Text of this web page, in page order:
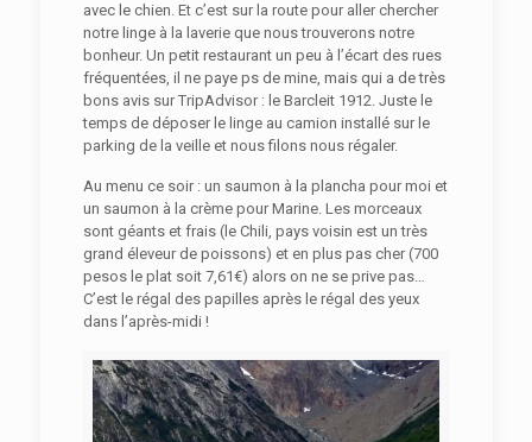
avec le chien. Et c’est sur la route pour aller chercher
notre linge à la laverie que nous trouverons notre
bonheur. Un petit restaurant un peu à l’écart des rues
fréquentées, il ne paye ps de mine, mais qui a de très
bons avis sur TripAdvisor : le Barcleit 1912. Juste le
temps de déposer le linge au camion installé sur le
parking de la veille et nous filons nous régaler.
Au menu ce soir : un saumon à la plancha pour moi et
un saumon à la crème pour Marine. Les morceaux
sont géants et frais (le Chili, pays voisin est un très
grand éleveur de poissons) et en plus pas cher (700
pesos le plat soit 7,61€) alors on ne se prive pas…
C’est le régal des papilles après le régal des yeux
dans l’après-midi !